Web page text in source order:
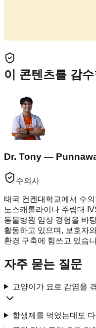
이 콘텐츠를 감
Dr. Tony —
수의사
태국 컨켄대학교에서 수
노스캐롤라이나 주립대
동물병원 임상 경험을 바
활동하고 있으며, 보호자
환경 구축에 힘쓰고 있습
자주 묻는 질문
고양이가 요로 감염을
항생제를 먹었는데도